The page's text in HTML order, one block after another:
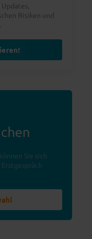
Risiken und
Sie sich